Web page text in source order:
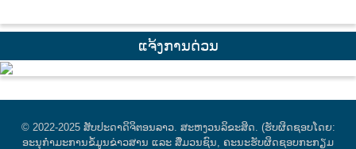
ແຈ້ງການດ່ວນ
© 2022-2025 ສັບປະດາດິຈິຕອນລາວ. ສະຫງວນລິຂະສິດ. (ຮັບຜິດຊອບໂດຍ:
ອະນຸກຳມະການຂໍ້ມູນຂ່າວສານ ແລະ ສື່ມວນຊົນ, ຄະນະຮັບຜິດຊອບກະກຽມ